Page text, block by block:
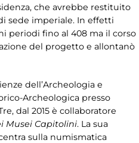
che avrebbe restituito
sede imperiale. In effetti
periodi fino al 408 ma il corso
del progetto e allontanò
dell’Archeologia e
Archeologica presso
dal 2015 è collaboratore
Musei Capitolini. La sua
sulla numismatica